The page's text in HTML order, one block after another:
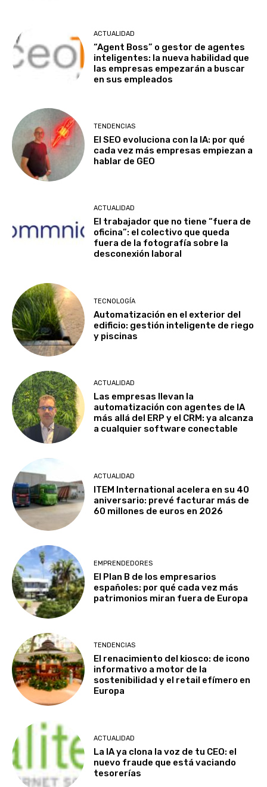
ACTUALIDAD
“Agent Boss” o gestor de agentes
inteligentes: la nueva habilidad que
las empresas empezarán a buscar
en sus empleados
TENDENCIAS
El SEO evoluciona con la IA: por qué
cada vez más empresas empiezan a
hablar de GEO
ACTUALIDAD
El trabajador que no tiene “fuera de
oficina”: el colectivo que queda
fuera de la fotografía sobre la
desconexión laboral
TECNOLOGÍA
Automatización en el exterior del
edificio: gestión inteligente de riego
y piscinas
ACTUALIDAD
Las empresas llevan la
automatización con agentes de IA
más allá del ERP y el CRM: ya alcanza
a cualquier software conectable
ACTUALIDAD
ITEM International acelera en su 40
aniversario: prevé facturar más de
60 millones de euros en 2026
EMPRENDEDORES
El Plan B de los empresarios
españoles: por qué cada vez más
patrimonios miran fuera de Europa
TENDENCIAS
El renacimiento del kiosco: de icono
informativo a motor de la
sostenibilidad y el retail efímero en
Europa
ACTUALIDAD
La IA ya clona la voz de tu CEO: el
nuevo fraude que está vaciando
tesorerías